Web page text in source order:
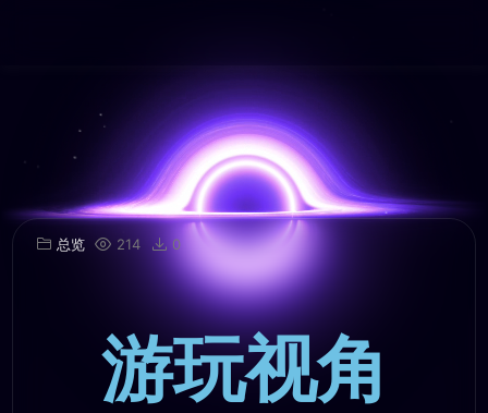
总览 214 0
游玩视角